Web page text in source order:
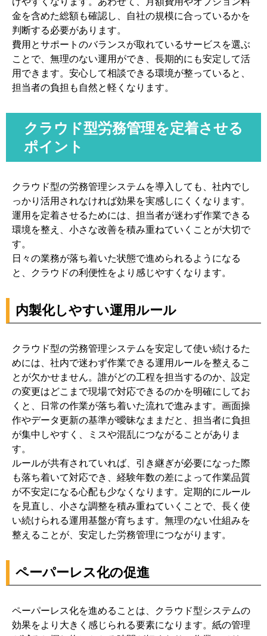
金を含めた総額も確認し、自社の規模に合っているかを
判断する必要があります。
費用とサポートのバランスが取れているサービスを選ぶ
ことで、無理のない運用ができ、長期的にも安定して活
用できます。安心して相談できる環境が整っていると、
担当者の負担も自然と軽くなります。
クラウド型労務管理を定着させる
ポイント
クラウド型の労務管理システムを導入しても、社内でし
っかり活用されなければ効果を実感しにくくなります。
運用を定着させるためには、担当者が迷わず作業できる
環境を整え、小さな改善を積み重ねていくことが大切で
す。
日々の業務が落ち着いた状態で進められるようになる
と、クラウドの利便性をより感じやすくなります。
内製化しやすい運用ルール
クラウド型の労務管理システムを安定して使い続けるた
めには、社内で迷わず作業できる運用ルールを整えるこ
とが欠かせません。誰がどの工程を担当するのか、設定
の変更はどこまで現場で対応できるのかを明確にしてお
くと、日常の作業が落ち着いた流れで進みます。画面操
作やデータ更新の基準が曖昧なままだと、担当者に負担
が集中しやすく、ミスや混乱につながることがありま
す。
ルールが共有されていれば、引き継ぎが必要になった際
も落ち着いて対応でき、経験年数の差によって作業品質
が不安定になる心配も少なくなります。定期的にルール
を見直し、小さな調整を積み重ねていくことで、長く使
い続けられる運用基盤が育ちます。無理のない仕組みを
整えることが、安定した労務管理につながります。
ペーパーレス化の促進
ペーパーレス化を進めることは、クラウド型システムの
効果をより大きく感じられる要素になります。紙の管理